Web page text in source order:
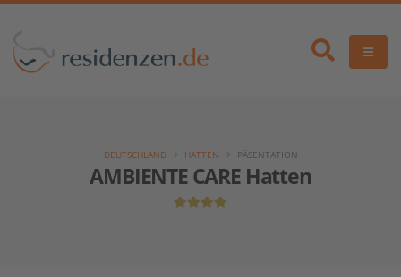
AMBIENTE CARE Hatten
DEUTSCHLAND HATTEN PÄSENTATION